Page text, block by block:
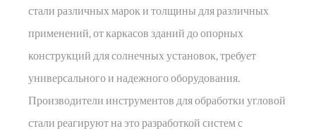
стали различных марок и толщины для различных
применений, от каркасов зданий до опорных
конструкций для солнечных установок, требует
универсального и надежного оборудования.
Производители инструментов для обработки угловой
стали реагируют на это разработкой систем с